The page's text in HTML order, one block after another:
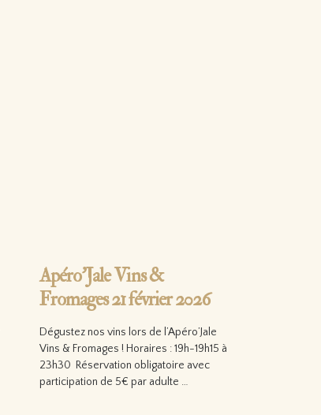
Apéro’Jale Vins &
Fromages 21 février 2026
Dégustez nos vins lors de l’Apéro’Jale
Vins & Fromages ! Horaires : 19h-19h15 à
23h30 Réservation obligatoire avec
participation de 5€ par adulte …